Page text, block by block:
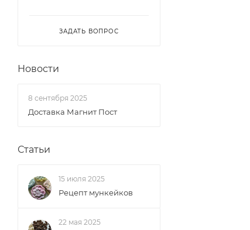
ЗАДАТЬ ВОПРОС
Новости
8 сентября 2025
Доставка Магнит Пост
Статьи
15 июля 2025
Рецепт мункейков
22 мая 2025